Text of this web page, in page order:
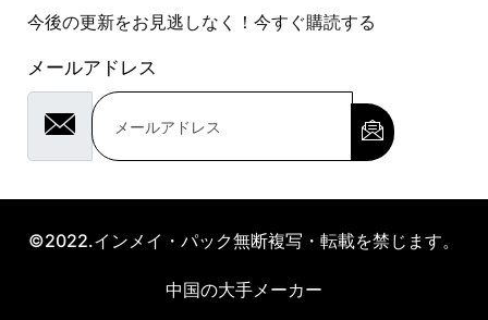
今後の更新をお見逃しなく！今すぐ購読する
メールアドレス
©2022.インメイ・パック無断複写・転載を禁じます。
中国の大手メーカー